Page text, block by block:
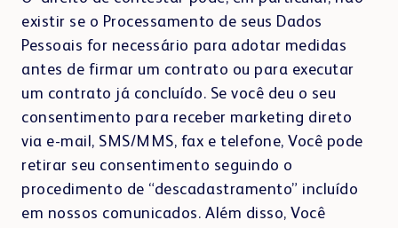
existir se o Processamento de seus Dados
Pessoais for necessário para adotar medidas
antes de firmar um contrato ou para executar
um contrato já concluído. Se você deu o seu
consentimento para receber marketing direto
via e-mail, SMS/MMS, fax e telefone, Você pode
retirar seu consentimento seguindo o
procedimento de “descadastramento” incluído
em nossos comunicados. Além disso, Você